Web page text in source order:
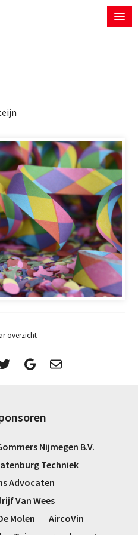
overzicht
Nijmegen B.V.
Techniek
Advocaten
Van Wees
Molen
AircoVin